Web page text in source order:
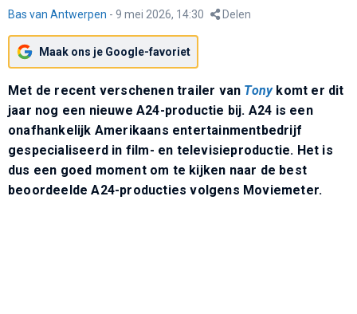
Bas van Antwerpen - 9 mei 2026, 14:30 Delen
Maak ons je Google-favoriet
Met de recent verschenen trailer van Tonykomt er dit
jaar nog een nieuwe A24-productie bij. A24 is een
onafhankelijk Amerikaans entertainmentbedrijf
gespecialiseerd in film- en televisieproductie. Het is
dus een goed moment om te kijken naar de best
beoordeelde A24-producties volgens Moviemeter.